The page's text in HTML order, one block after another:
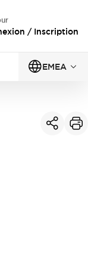
/ Inscription
EMEA